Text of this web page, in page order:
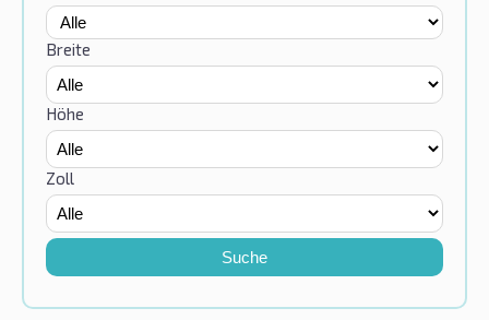
Breite
Höhe
Zoll
Suche